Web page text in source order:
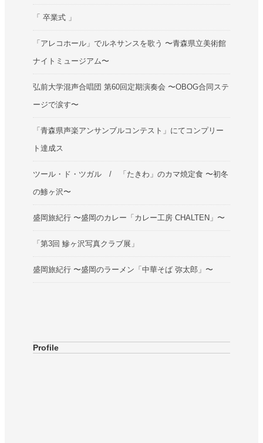
「 卒業式 」
「アレコホール」でルネサンスを歌う 〜青森県立美術館
ナイトミュージアム〜
弘前大学混声合唱団 第60回定期演奏会 〜OBOG合同ステ
ージで涙す〜
「青森県声楽アンサンブルコンテスト」にてコンプリー
ト達成ス
ツール・ド・ツガル / 「たきわ」のカマ焼定食 〜初冬
の鯵ヶ沢〜
盛岡旅紀行 〜盛岡のカレー「カレー工房 CHALTEN」〜
「第3回 鰺ヶ沢写真クラブ展」
盛岡旅紀行 〜盛岡のラーメン「中華そば 弥太郎」〜
Profile